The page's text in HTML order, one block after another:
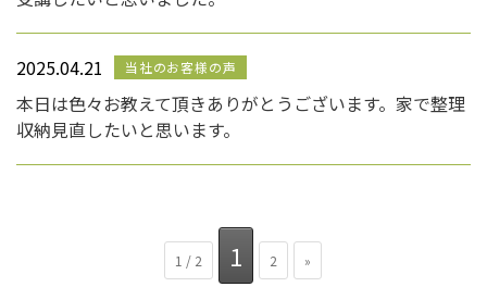
2025.04.21 当社のお客様の声
本日は色々お教えて頂きありがとうございます。家で整理
収納見直したいと思います。
1 / 2 1 2 »